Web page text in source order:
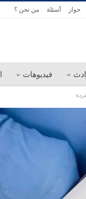
حوار أسئلة من نحن ؟
فيديوهات